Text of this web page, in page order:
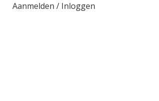
Aanmelden / Inloggen